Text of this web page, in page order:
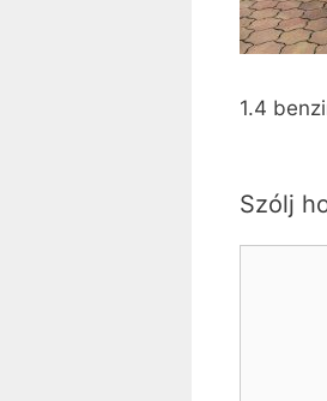
1.4
Szólj